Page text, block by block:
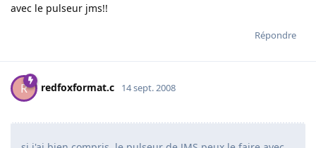
avec le pulseur jms!!
Répondre
R redfoxformat.c 14 sept. 2008